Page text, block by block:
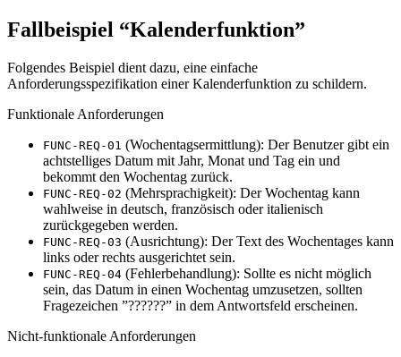
Fallbeispiel “Kalenderfunktion”
Folgendes Beispiel dient dazu, eine einfache
Anforderungsspezifikation einer Kalenderfunktion zu schildern.
Funktionale Anforderungen
FUNC-REQ-01 (Wochentagsermittlung): Der Benutzer gibt ein
achtstelliges Datum mit Jahr, Monat und Tag ein und
bekommt den Wochentag zurück.
FUNC-REQ-02 (Mehrsprachigkeit): Der Wochentag kann
wahlweise in deutsch, französisch oder italienisch
zurückgegeben werden.
FUNC-REQ-03 (Ausrichtung): Der Text des Wochentages kann
links oder rechts ausgerichtet sein.
FUNC-REQ-04 (Fehlerbehandlung): Sollte es nicht möglich
sein, das Datum in einen Wochentag umzusetzen, sollten
Fragezeichen ”??????” in dem Antwortsfeld erscheinen.
Nicht-funktionale Anforderungen